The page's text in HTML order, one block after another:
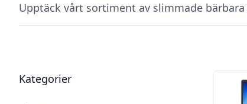
Upptäck vårt sortiment av slimmade
Filter
Kategorier